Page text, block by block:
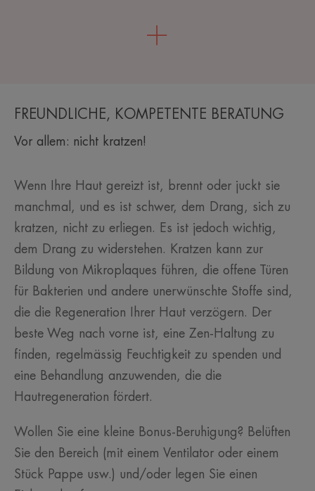
FREUNDLICHE, KOMPETENTE BERATUNG
Vor allem: nicht kratzen!
Wenn Ihre Haut gereizt ist, brennt oder juckt sie
manchmal, und es ist schwer, dem Drang, sich zu
kratzen, nicht zu erliegen. Es ist jedoch wichtig,
dem Drang zu widerstehen. Kratzen kann zur
Bildung von Mikroplaques führen, die offene Türen
für Bakterien und andere unerwünschte Stoffe sind,
die die Regeneration Ihrer Haut verzögern. Der
beste Weg nach vorne ist, eine Zen-Haltung zu
finden, regelmässig Feuchtigkeit zu spenden und
eine Behandlung anzuwenden, die die
Hautregeneration fördert.
Wollen Sie eine kleine Bonus-Beruhigung? Belüften
Sie den Bereich (mit einem Ventilator oder einem
Stück Pappe usw.) und/oder legen Sie einen